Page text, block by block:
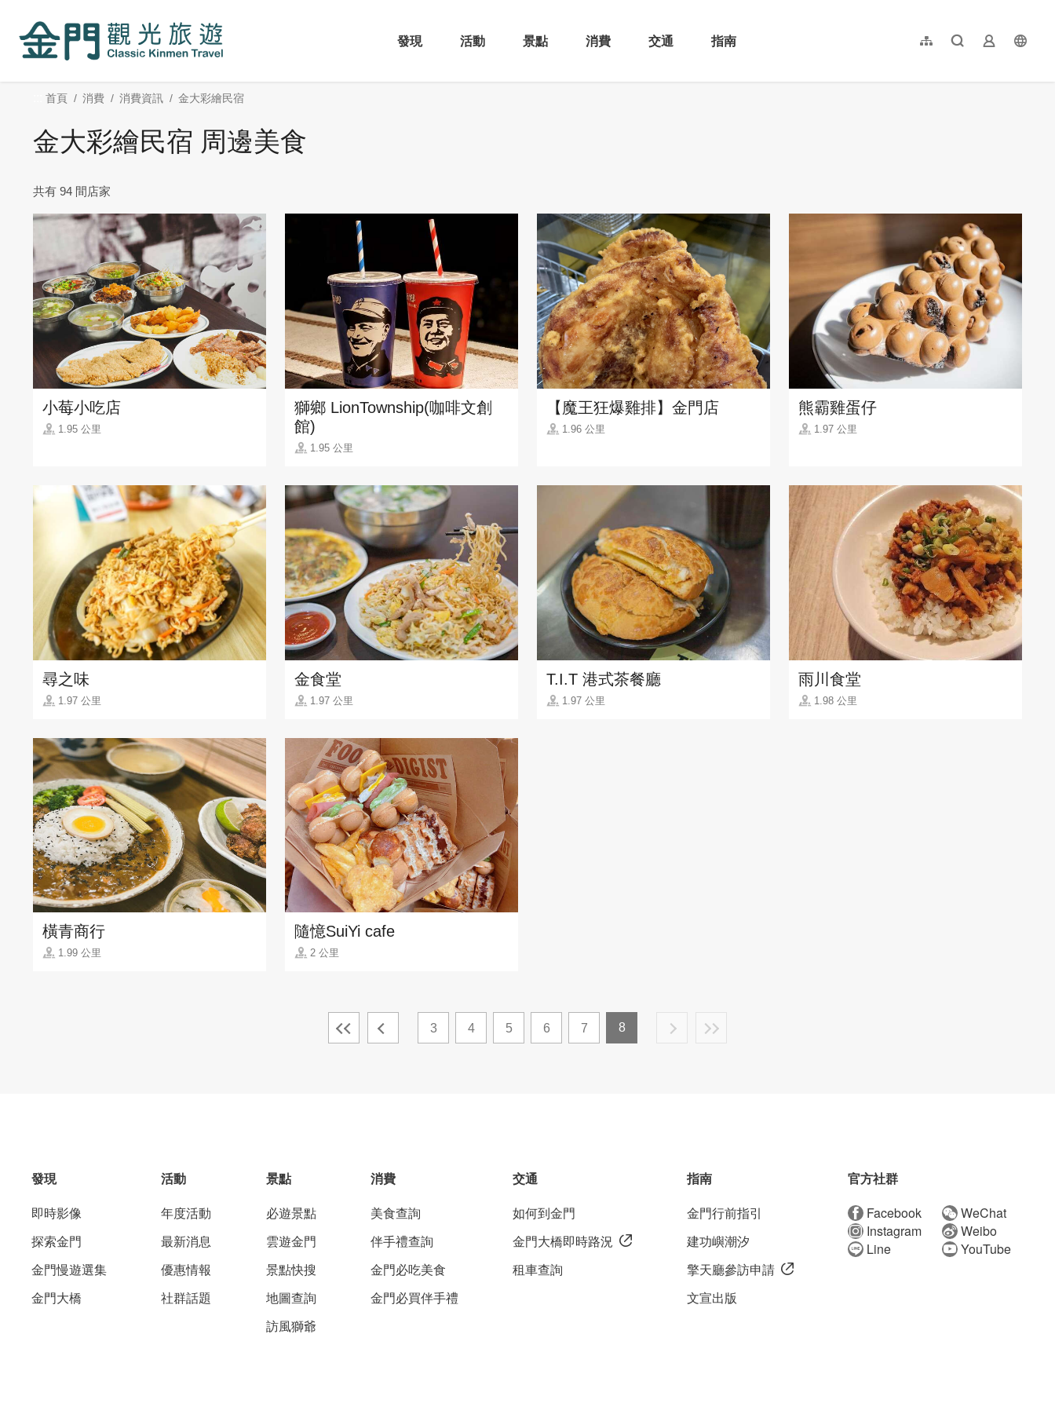
內
發現
活動 景點 消費 交通 指南 網站導覽全文檢索業者登入
简体中文
首頁 消費 消費資訊 金大彩繪民宿
金大彩繪民宿 周邊美食
共有 94 間店家
小莓小吃店
1.95 公里
獅鄉 LionTownship(咖啡文創
館)
1.95 公里
【魔王狂爆雞排】金門店
1.96 公里
熊霸雞蛋仔
1.97 公里
尋之味
1.97 公里
金食堂
1.97 公里
T.I.T 港式茶餐廳
1.97 公里
雨川食堂
1.98 公里
橫青商行
1.99 公里
隨憶SuiYi cafe
2 公里
3 4 5 6 7 8
發現
即時影像
探索金門
金門慢遊選集
金門大橋
活動
年度活動
最新消息
優惠情報
社群話題
景點
必遊景點
雲遊金門
景點快搜
地圖查詢
訪風獅爺
消費
美食查詢
伴手禮查詢
金門必吃美食
金門必買伴手禮
交通
如何到金門
金門大橋即時路況
租車查詢
指南
金門行前指引
建功嶼潮汐
擎天廳參訪申請
文宣出版
官方社群
Facebook
WeChat
Instagram
Weibo
Line
YouTube